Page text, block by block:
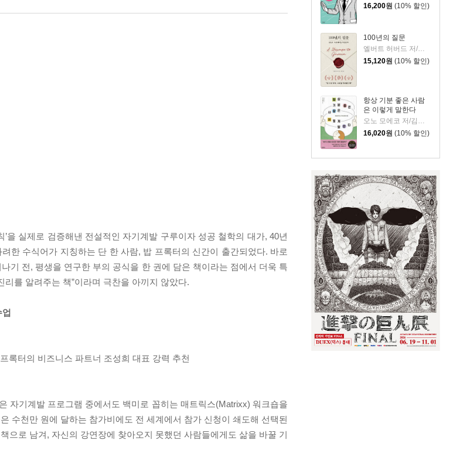
16,200원 (10% 할인)
100년의 질문
15,120원 (10% 할인)
항상 기분 좋은 사람
은 이렇게 말한다
오노 모에코 저/김시온 역
16,020원 (10% 할인)
을 실제로 검증해낸 전설적인 자기계발 구루이자 성공 철학의 대가, 40년
한 수식어가 지칭하는 단 한 사람, 밥 프록터의 신간이 출간되었다. 바로
기 전, 평생을 연구한 부의 공식을 한 권에 담은 책이라는 점에서 더욱 특
를 알려주는 책”이라며 극찬을 아끼지 않았다.
록터의 비즈니스 파트너 조성희 대표 강력 추천
자기계발 프로그램 중에서도 백미로 꼽히는 매트릭스(Matrixx) 워크숍을
수천만 원에 달하는 참가비에도 전 세계에서 참가 신청이 쇄도해 선택된
으로 남겨, 자신의 강연장에 찾아오지 못했던 사람들에게도 삶을 바꿀 기